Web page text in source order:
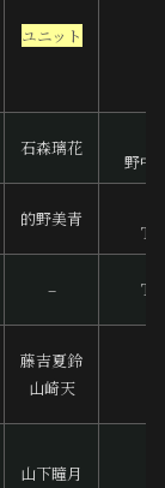
ユニット
石森璃花
野中
的野美青
–
藤吉夏鈴
山崎天
山下瞳月